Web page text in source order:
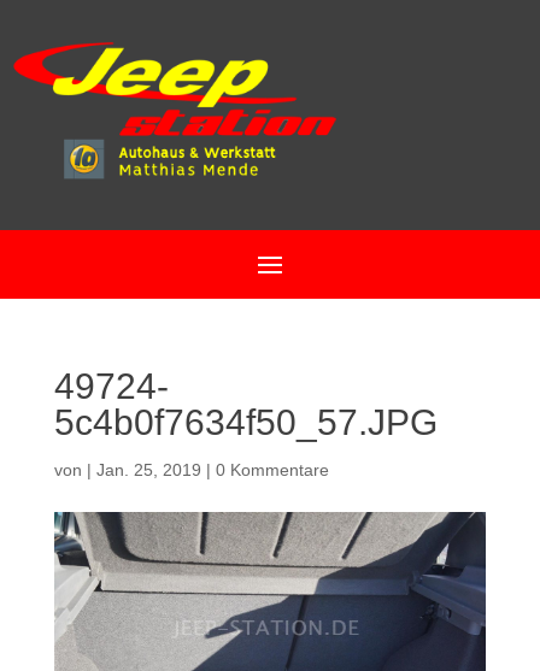
49724-
5c4b0f7634f50_57.JPG
von | Jan. 25, 2019 | 0 Kommentare